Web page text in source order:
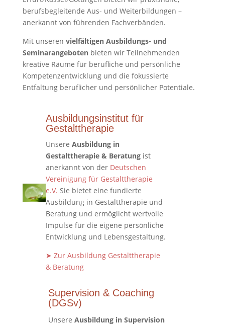
berufsbegleitende Aus- und Weiterbildungen –
anerkannt von führenden Fachverbänden.
Mit unseren vielfältigen Ausbildungs- und
Seminarangebotenbieten wir Teilnehmenden
kreative Räume für berufliche und persönliche
Kompetenzentwicklung und die fokussierte
Entfaltung beruflicher und persönlicher Potentiale.
Ausbildungsinstitut für
Gestalttherapie
Unsere Ausbildung in
Gestalttherapie & Beratungist
anerkannt von der Deutschen
Vereinigung für Gestalttherapie
e.V. Sie bietet eine fundierte
Ausbildung in Gestalttherapie und
Beratung und ermöglicht wertvolle
Impulse für die eigene persönliche
Entwicklung und Lebensgestaltung.
➤ Zur Ausbildung Gestalttherapie
& Beratung
Supervision & Coaching
(DGSv)
UnsereAusbildung in Supervision